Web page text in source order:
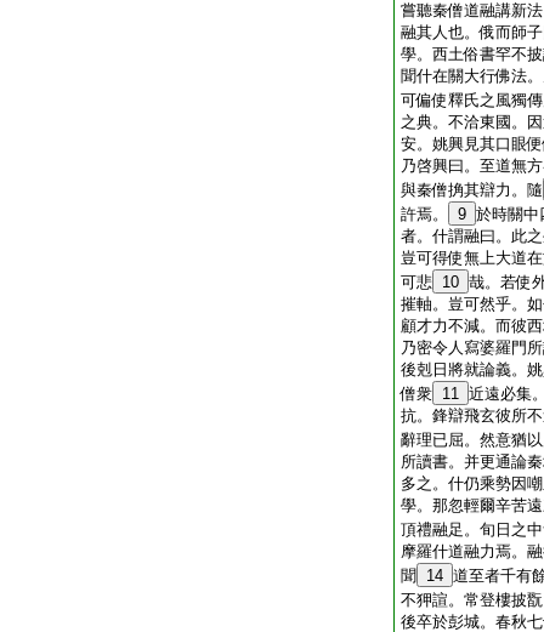
嘗聽秦僧道融講新
融其人也。俄而師
學。西土俗書罕不
聞什在關大行佛法
可偏使釋氏之風獨
之典。不洽東國。
安。姚興見其口眼
乃啓興曰。至道無
與秦僧捔其辯力。隨
許焉。
9 於時關中
者。什謂融曰。此
豈可得使無上大道
可悲 10 哉。若使
摧軸。豈可然乎。
顧才力不減。而彼
乃密令人寫婆羅門
後剋日將就論義。
僧衆 11 近遠必集
抗。鋒辯飛玄彼所
辭理已屈。然意猶
所讀書。并更通論
多之。什仍乘勢因
學。那忽輕爾辛苦
頂禮融足。旬日之
摩羅什道融力焉。
聞
14 道至者千有
不狎諠。常登樓披
後卒於彭城。春秋